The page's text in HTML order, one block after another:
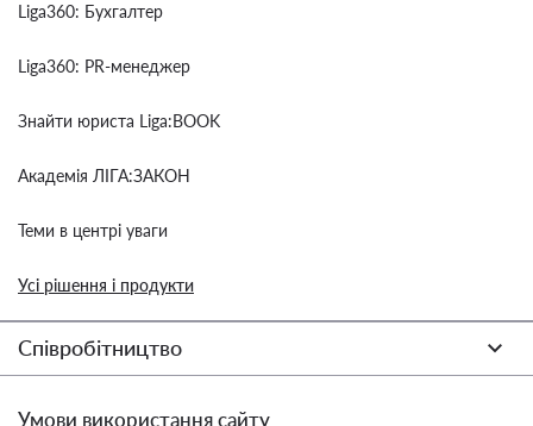
Liga360: Бухгалтер
Liga360: PR-менеджер
Знайти юриста Liga:BOOK
Академія ЛІГА:ЗАКОН
Теми в центрі уваги
Усі рішення і продукти
Співробітництво
Умови використання сайту